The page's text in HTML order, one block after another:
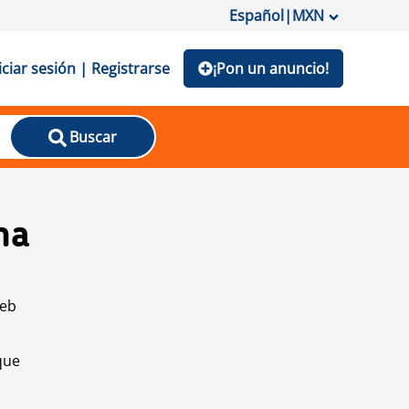
Español|MXN
sesión | Registrarse ¡Pon un anuncio!
Buscar